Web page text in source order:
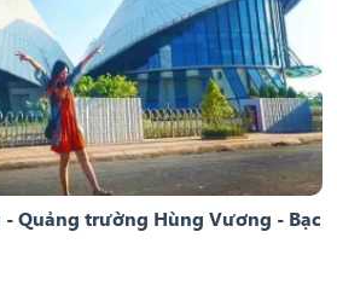
- Quảng trường Hùng Vương - Bạc